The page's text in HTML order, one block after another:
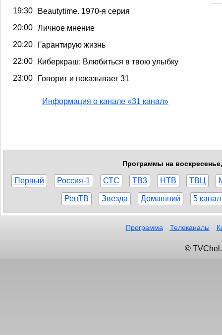
19:30 Beautytime. 1970-я серия
20:00 Личное мнение
20:20 Гарантирую жизнь
22:00 Киберкраш: Влюбиться в твою улыбку
23:00 Говорит и показывает 31
Информация о канале «31 канал»
Программы на
Первый Россия-1 СТС ТВ3 НТВ ТВЦ
РенТВ Звезда Домашний 5 канал
Программа Телеканалы
©